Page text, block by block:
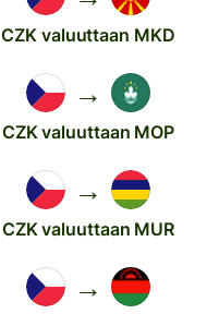
CZK valuuttaan MKD
→
CZK valuuttaan MOP
→
CZK valuuttaan MUR
→